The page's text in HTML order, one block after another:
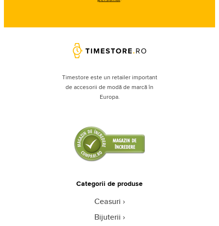
Timestore este un retailer important
de accesorii de modă de marcă în
Europa.
Categorii de produse
Ceasuri
Bijuterii